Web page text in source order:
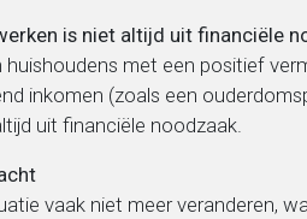
is niet altijd uit financiële
met een positief
inkomen (zoals een
uit financiële noodzaak.
vaak niet meer veranderen,